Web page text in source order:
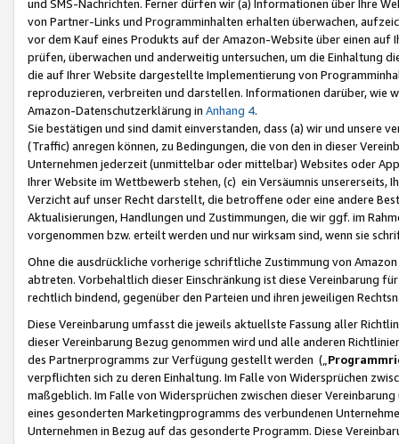
und SMS-Nachrichten. Ferner dürfen wir (a) Informationen über Ihre
von Partner-Links und Programminhalten erhalten überwachen,
vor dem Kauf eines Produkts auf der Amazon-Website über einen
prüfen, überwachen und anderweitig untersuchen, um die Einhaltung
die auf Ihrer Website dargestellte Implementierung von
reproduzieren, verbreiten und darstellen. Informationen darüber, wie
Amazon-Datenschutzerklärung in Anhang 4.
Sie bestätigen und sind damit einverstanden, dass (a) wir und
(Traffic) anregen können, zu Bedingungen, die von den in dieser
Unternehmen jederzeit (unmittelbar oder mittelbar) Websites oder
Ihrer Website im Wettbewerb stehen, (c) ein Versäumnis unsererseits,
Verzicht auf unser Recht darstellt, die betroffene oder eine andere
Aktualisierungen, Handlungen und Zustimmungen, die wir ggf. im
vorgenommen bzw. erteilt werden und nur wirksam sind, wenn sie
Ohne die ausdrückliche vorherige schriftliche Zustimmung von
abtreten. Vorbehaltlich dieser Einschränkung ist diese Vereinbarung
rechtlich bindend, gegenüber den Parteien und ihren jeweiligen
Diese Vereinbarung umfasst die jeweils aktuellste Fassung aller
dieser Vereinbarung Bezug genommen wird und alle anderen
des Partnerprogramms zur Verfügung gestellt werden („
verpflichten sich zu deren Einhaltung. Im Falle von Widersprüchen
maßgeblich. Im Falle von Widersprüchen zwischen dieser
eines gesonderten Marketingprogramms des verbundenen
Unternehmen in Bezug auf das gesonderte Programm. Diese